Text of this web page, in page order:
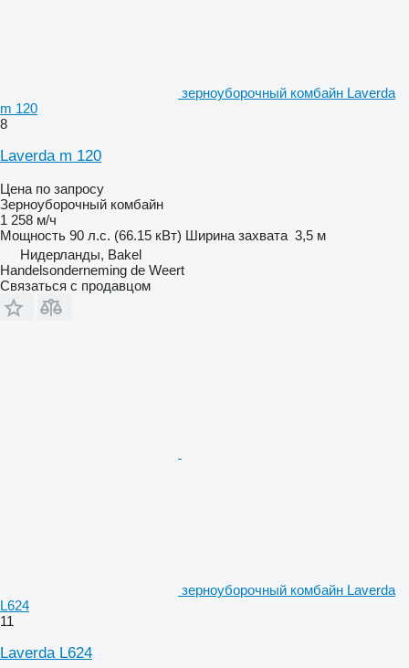
зерноуборочный комбайн Laverda
m 120
8
Laverda m 120
Цена по запросу
Зерноуборочный комбайн
1 258 м/ч
Мощность 90 л.с. (66.15 кВт) Ширина захвата 3,5 м
Нидерланды, Bakel
Handelsonderneming de Weert
Связаться с продавцом
зерноуборочный комбайн Laverda
L624
11
Laverda L624